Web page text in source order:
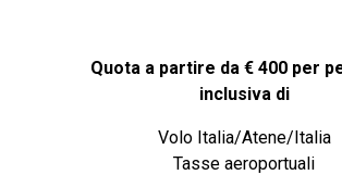
Quota a partire da € 400 per
inclusiva di
Volo Italia/Atene/Italia
Tasse aeroportuali